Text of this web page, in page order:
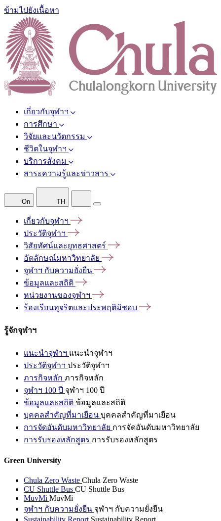
ข้ามไปยังเนื้อหา
เกี่ยวกับจุฬาฯ
การศึกษา
วิจัยและนวัตกรรม
ชีวิตในจุฬาฯ
บริการสังคม
สาระความรู้และข่าวสาร
On TH
เกี่ยวกับจุฬาฯ
ประวัติจุฬาฯ
วิสัยทัศน์และยุทธศาสตร์
อัตลักษณ์มหาวิทยาลัย
จุฬาฯ กับความยั่งยืน
ข้อมูลและสถิติ
หน่วยงานของจุฬาฯ
ร้องเรียนทุจริตและประพฤติมิชอบ
รู้จักจุฬาฯ
แนะนำจุฬาฯ แนะนำจุฬาฯ
ประวัติจุฬาฯ ประวัติจุฬาฯ
ภารกิจหลัก ภารกิจหลัก
จุฬาฯ 100 ปี จุฬาฯ 100 ปี
ข้อมูลและสถิติ ข้อมูลและสถิติ
บุคคลสำคัญที่มาเยือน บุคคลสำคัญที่มาเยือน
การจัดอันดับมหาวิทยาลัย การจัดอันดับมหาวิทยาลัย
การรับรองหลักสูตร การรับรองหลักสูตร
Green University
Chula Zero Waste Chula Zero Waste
CU Shuttle Bus CU Shuttle Bus
MuvMi MuvMi
จุฬาฯ กับความยั่งยืน จุฬาฯ กับความยั่งยืน
Sustainability Report Sustainability Report